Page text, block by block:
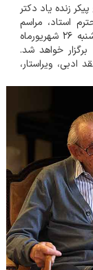
زنده یاد دکتر
استاد، مراسم
تشییع پیکر زنده یاد دکتر سیروس پرهام روز چهارشنبه ۲۶ شهریورماه
برگزار خواهد شد.
ویراستار،